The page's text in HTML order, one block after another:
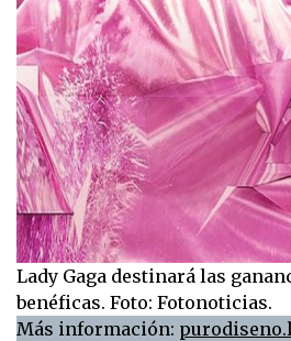
Lady Gaga destinará las
benéficas. Foto: Fotonoticias.
Más información: